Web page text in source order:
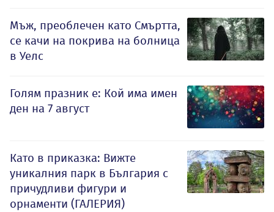
Мъж, преоблечен като Смъртта,
се качи на покрива на болница
в Уелс
Голям празник е: Кой има имен
ден на 7 август
Като в приказка: Вижте
уникалния парк в България с
причудливи фигури и
орнаменти (ГАЛЕРИЯ)